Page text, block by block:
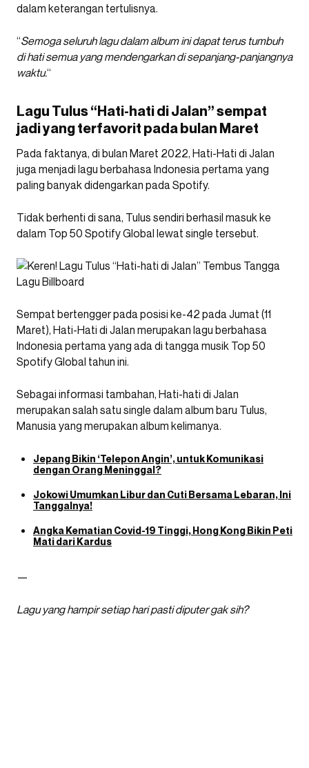
dalam keterangan tertulisnya.
“Semoga seluruh lagu dalam album ini dapat terus tumbuh
di hati semua yang mendengarkan di sepanjang-panjangnya
waktu.“
Lagu Tulus “Hati-hati di Jalan” sempat
jadi yang terfavorit pada bulan Maret
Pada faktanya, di bulan Maret 2022, Hati-Hati di Jalan
juga menjadi lagu berbahasa Indonesia pertama yang
paling banyak didengarkan pada Spotify.
Tidak berhenti di sana, Tulus sendiri berhasil masuk ke
dalam Top 50 Spotify Global lewat single tersebut.
Sempat bertengger pada posisi ke-42 pada Jumat (11
Maret), Hati-Hati di Jalan merupakan lagu berbahasa
Indonesia pertama yang ada di tangga musik Top 50
Spotify Global tahun ini.
Sebagai informasi tambahan, Hati-hati di Jalan
merupakan salah satu single dalam album baru Tulus,
Manusia yang merupakan album kelimanya.
Jepang Bikin ‘Telepon Angin’, untuk Komunikasi
dengan Orang Meninggal?
Jokowi Umumkan Libur dan Cuti Bersama Lebaran, Ini
Tanggalnya!
Angka Kematian Covid-19 Tinggi, Hong Kong Bikin Peti
Mati dari Kardus
—
Lagu yang hampir setiap hari pasti diputer gak sih?